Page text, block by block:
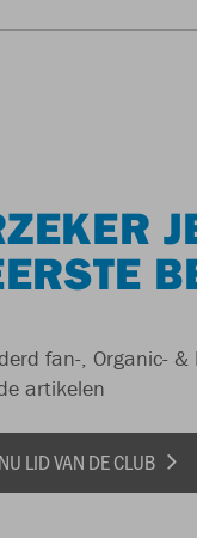
fan-, Organic-
artikelen
LID VAN DE CLUB